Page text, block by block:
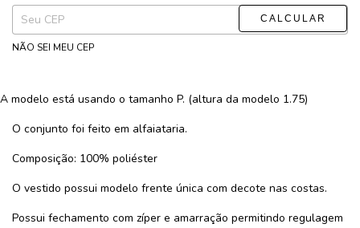
Entregas para o CEP:
ALTERAR CEP
NÃO SEI MEU CEP
A modelo está usando o tamanho P. (altura da modelo 1.75)
O conjunto foi feito em alfaiataria.
Composição: 100% poliéster
O vestido possui modelo frente única com decote nas costas.
Possui fechamento com zíper e amarração permitindo regulagem